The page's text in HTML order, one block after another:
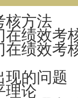
核方法
在绩效考
在绩效考
现的问题
理论